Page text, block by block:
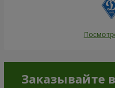
Заказывайте